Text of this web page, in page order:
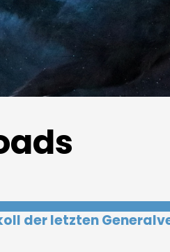
der letzten